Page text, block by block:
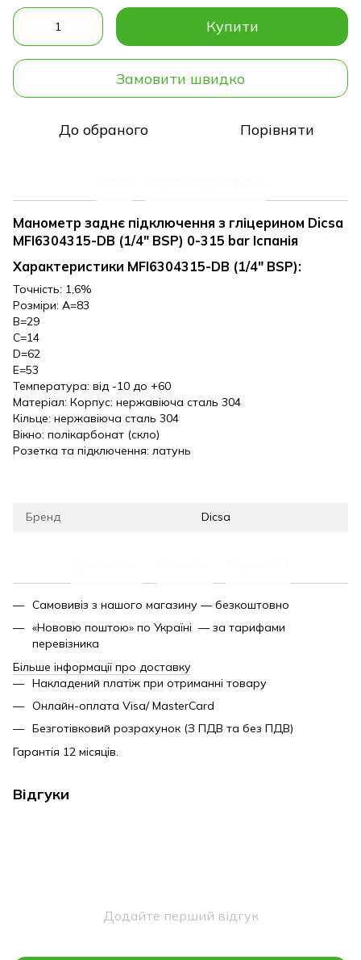
Купити
Замовити швидко
До обраного Порівняти
Манометр заднє підключення з гліцерином Dicsa
MFI6304315-DB (1/4" BSP) 0-315 bar Іспанія
Характеристики MFI6304315-DB (1/4" BSP):
Точність: 1,6%
Розміри: A=83
B=29
C=14
D=62
E=53
Температура: від -10 до +60
Матеріал: Корпус: нержавіюча сталь 304
Кільце: нержавіюча сталь 304
Вікно: полікарбонат (скло)
Розетка та підключення: латунь
Бренд Dicsa
Самовивіз з нашого магазину — безкоштовно
«Нововю поштою» по Україні — за тарифами
перевізника
Більше інформації про доставку
Накладений платіж при отриманні товару
Онлайн-оплата Visa/ MasterCard
Безготівковий розрахунок (З ПДВ та без ПДВ)
Гарантія 12 місяців.
Відгуки
Додайте перший відгук